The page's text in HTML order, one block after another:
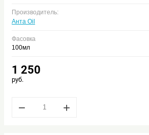
Производитель:
Анта Oil
Фасовка
100мл
1 250
руб.
− +